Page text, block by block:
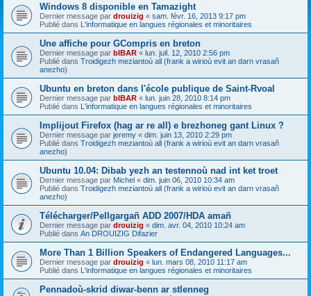
Windows 8 disponible en Tamazight
Dernier message par drouizig « sam. févr. 16, 2013 9:17 pm
Publié dans L'informatique en langues régionales et minoritaires
Une affiche pour GCompris en breton
Dernier message par bIBAR « lun. juil. 12, 2010 2:56 pm
Publié dans Troidigezh meziantoù all (frank a wirioù evit an darn vrasañ
anezho)
Ubuntu en breton dans l'école publique de Saint-Rvoal
Dernier message par bIBAR « lun. juin 28, 2010 8:14 pm
Publié dans L'informatique en langues régionales et minoritaires
Implijout Firefox (hag ar re all) e brezhoneg gant Linux ?
Dernier message par jeremy « dim. juin 13, 2010 2:29 pm
Publié dans Troidigezh meziantoù all (frank a wirioù evit an darn vrasañ
anezho)
Ubuntu 10.04: Dibab yezh an testennoù nad int ket troet
Dernier message par Michel « dim. juin 06, 2010 10:34 am
Publié dans Troidigezh meziantoù all (frank a wirioù evit an darn vrasañ
anezho)
Télécharger/Pellgargañ ADD 2007/HDA amañ
Dernier message par drouizig « dim. avr. 04, 2010 10:24 am
Publié dans An DROUIZIG Difazier
More Than 1 Billion Speakers of Endangered Languages...
Dernier message par drouizig « lun. mars 08, 2010 11:17 am
Publié dans L'informatique en langues régionales et minoritaires
Pennadoù-skrid diwar-benn ar stlenneg